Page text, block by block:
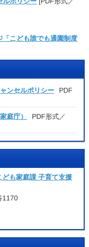
こども誰でも通園制度
ンセルポリシー
PDF
庭庁）
PDF形式／
ども家庭課 子育て支援
1170